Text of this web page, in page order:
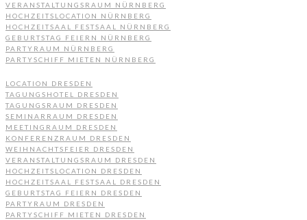
VERANSTALTUNGSRAUM NÜRNBERG
HOCHZEITSLOCATION NÜRNBERG
HOCHZEITSAAL FESTSAAL NÜRNBERG
GEBURTSTAG FEIERN NÜRNBERG
PARTYRAUM NÜRNBERG
PARTYSCHIFF MIETEN NÜRNBERG
LOCATION DRESDEN
TAGUNGSHOTEL DRESDEN
TAGUNGSRAUM DRESDEN
SEMINARRAUM DRESDEN
MEETINGRAUM DRESDEN
KONFERENZRAUM DRESDEN
WEIHNACHTSFEIER DRESDEN
VERANSTALTUNGSRAUM DRESDEN
HOCHZEITSLOCATION DRESDEN
HOCHZEITSAAL FESTSAAL DRESDEN
GEBURTSTAG FEIERN DRESDEN
PARTYRAUM DRESDEN
PARTYSCHIFF MIETEN DRESDEN